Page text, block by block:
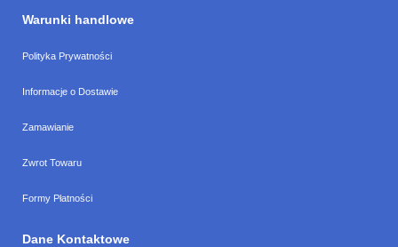
Warunki handlowe
Polityka Prywatności
Informacje o Dostawie
Zamawianie
Zwrot Towaru
Formy Płatności
Dane Kontaktowe